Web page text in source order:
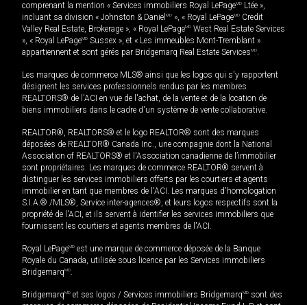
comprenant la mention « Services immobiliers Royal LePageMD Ltée »,
incluant sa division « Johnston & Daniel MD », « Royal LePageMD Credit
Valley Real Estate, Brokerage », « Royal LePageMD West Real Estate Services
», « Royal LePageMD Sussex », et « Les immeubles Mont-Tremblant »
appartiennent et sont gérés par Bridgemarq Real Estate ServicesMD.
Les marques de commerce MLS® ainsi que les logos qui s'y rapportent
désignent les services professionnels rendus par les membres
REALTORS® de l'ACI en vue de l'achat, de la vente et de la location de
biens immobiliers dans le cadre d'un système de vente collaborative.
REALTOR®, REALTORS® et le logo REALTOR® sont des marques
déposées de REALTOR® Canada Inc., une compagnie dont la National
Association of REALTORS® et l'Association canadienne de l’immobilier
sont propriétaires. Les marques de commerce REALTOR® servent à
distinguer les services immobiliers offerts par les courtiers et agents
immobilier en tant que membres de l'ACI. Les marques d'homologation
S.I.A.® /MLS®, Service inter-agences®, et leurs logos respectifs sont la
propriété de l'ACI, et ils servent à identifier les services immobiliers que
fournissent les courtiers et agents membres de l'ACI.
Royal LePageMD est une marque de commerce déposée de la Banque
Royale du Canada, utilisée sous licence par les Services immobiliers
BridgemarqMD.
BridgemarqMD et ses logos / Services immobiliers BridgemarqMD sont des